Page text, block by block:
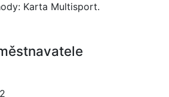
Karta Multisport.